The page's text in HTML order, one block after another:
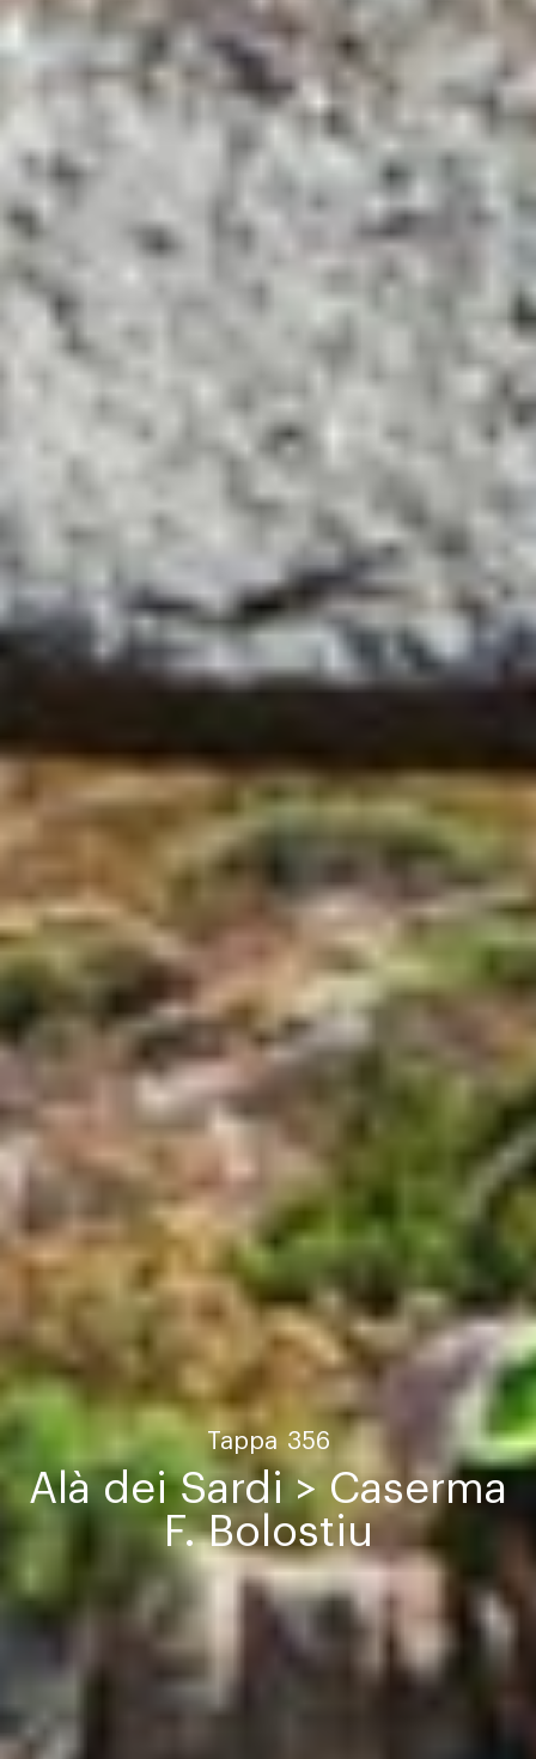
Tappa 356
Alà dei Sardi > Caserma
F. Bolostiu